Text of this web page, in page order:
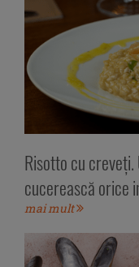
Risotto cu
cucerească orice
mai mult